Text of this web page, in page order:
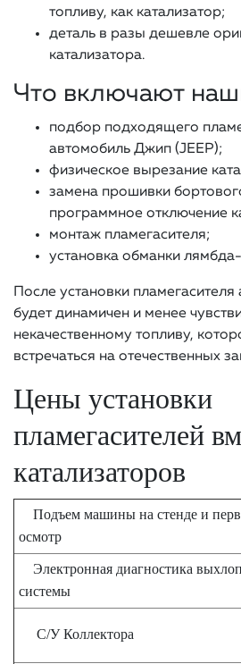
топливу, как катализатор;
деталь в разы дешевле
катализатора.
Что включают
подбор подходящего
автомобиль Джип (JEEP);
физическое вырезание
замена прошивки
программное отключение
монтаж пламегасителя;
установка обманки
После установки
будет динамичен и менее
некачественному топливу,
встречаться на отечественных
Цены установки
пламегасителей
катализаторов
Подъем машины на стенде и
осмотр
Электронная диагностика
системы
С/У Коллектора